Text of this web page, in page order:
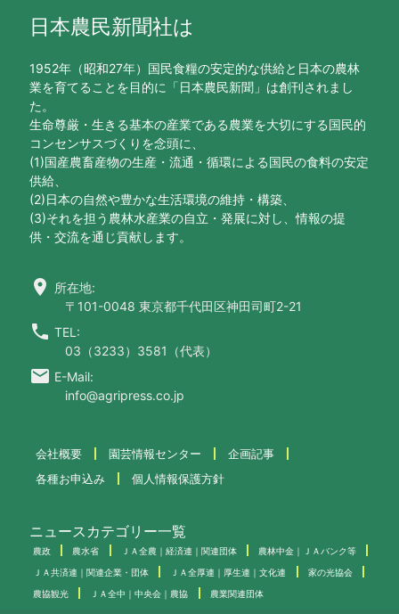
日本農民新聞社は
1952年（昭和27年）国民食糧の安定的な供給と日本の農林
業を育てることを目的に「日本農民新聞」は創刊されまし
た。
生命尊厳・生きる基本の産業である農業を大切にする国民的
コンセンサスづくりを念頭に、
(1)国産農畜産物の生産・流通・循環による国民の食料の安定
供給、
(2)日本の自然や豊かな生活環境の維持・構築、
(3)それを担う農林水産業の自立・発展に対し、情報の提
供・交流を通じ貢献します。
location_on 所在地:
〒101-0048 東京都千代田区神田司町2-21
call TEL:
03（3233）3581（代表）
email E-Mail:
info@agripress.co.jp
会社概要 園芸情報センター
企画記事
各種お申込み
個人情報保護方針
ニュースカテゴリー一覧
農政 農水省 ＪＡ全農｜経済連｜関連団体 農林中金｜ＪＡバンク等
ＪＡ共済連｜関連企業・団体 ＪＡ全厚連｜厚生連｜文化連 家の光協会
農協観光 ＪＡ全中｜中央会｜農協 農業関連団体